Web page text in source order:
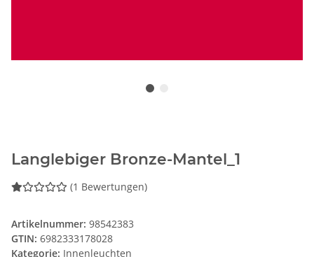
Langlebiger Bronze-Mantel_1
(1 Bewertungen)
Artikelnummer: 98542383
GTIN: 6982333178028
Kategorie: Innenleuchten